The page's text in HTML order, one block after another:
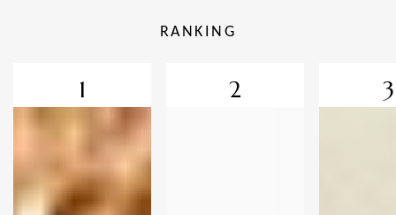
RANKING
1 2 3